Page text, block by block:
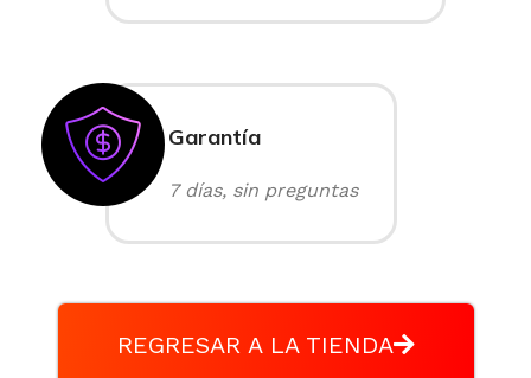
Garantía
7 días, sin preguntas
REGRESAR A LA TIENDA